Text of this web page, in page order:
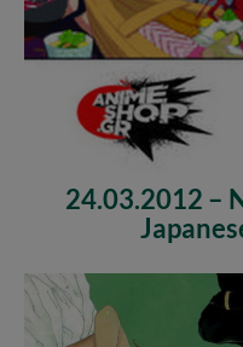
24.03.2012 –